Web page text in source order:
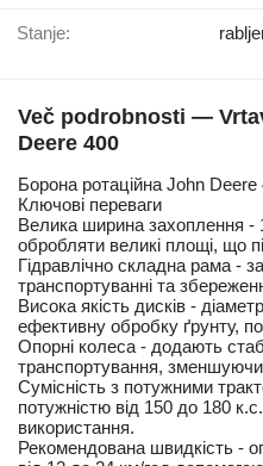
Stanje:
Več podrobnosti —
Deere 400
Борона ротаційна John
Ключові переваги
Велика ширина захоплення
обробляти великі площі, що
Гідравлічно складна рама -
транспортуванні та
Висока якість дисків -
ефективну обробку ґрунту,
Опорні колеса - додають
транспортування,
Сумісність з потужними
потужністю від 150 до 180
використання.
Рекомендована швидкість -